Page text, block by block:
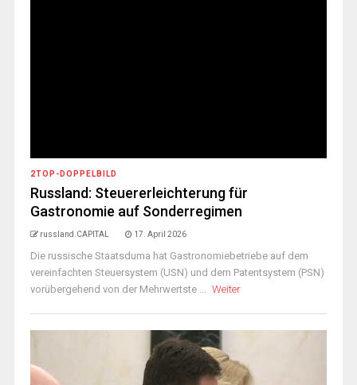
2TOP-DOPPELBILD
Russland: Steuererleichterung für
Gastronomie auf Sonderregimen
russland.CAPITAL 17. April 2026
Die russische Staatsduma hat Gastronomiebetriebe auf dem
vereinfachten Steuersystem (USN) und dem Patentsystem (PSN)
vorübergehend von der Mehrwertste ... Weiter